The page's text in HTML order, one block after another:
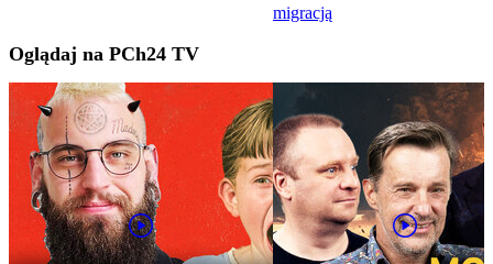
migracją
Oglądaj na PCh24 TV